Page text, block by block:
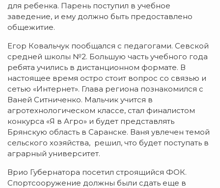
для ребенка. Парень поступил в учебное
заведение, и ему должно быть предоставлено
общежитие.
Егор Ковальчук пообщался с педагогами. Севской
средней школы №2. Большую часть учебного года
ребята учились в дистанционном формате. В
настоящее время остро стоит вопрос со связью и
сетью «Интернет». Глава региона познакомился с
Ваней Ситниченко. Мальчик учится в
агротехнологическом классе, стал финалистом
конкурса «Я в Агро» и будет представлять
Брянскую область в Саранске. Ваня увлечен темой
сельского хозяйства, решил, что будет поступать в
аграрный университет.
Врио Губернатора посетил строящийся ФОК.
Спортсооружение должны были сдать еще в